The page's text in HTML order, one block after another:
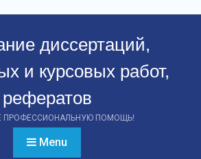
диссертаций,
и курсовых работ,
рефератов
ПРОФЕССИОНАЛЬНУЮ ПОМОЩЬ!
Menu